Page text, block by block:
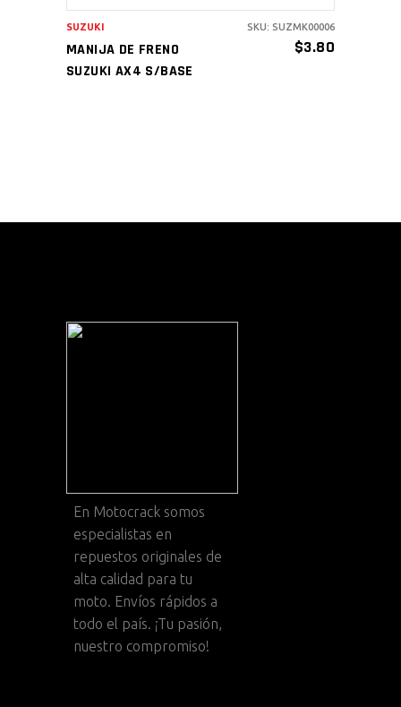
MANIJA DE FRENO
SUZUKI AX4 S/BASE
$3.80
SUZUKI SKU: SUZMK00006
En Motocrack somos
especialistas en
repuestos originales de
alta calidad para tu
moto. Envíos rápidos a
todo el país. ¡Tu pasión,
nuestro compromiso!